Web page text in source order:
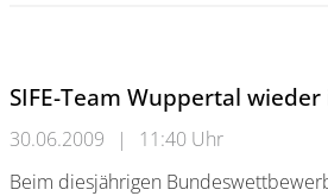
SIFE-Team Wuppertal
30.06.2009 |
11:40 Uhr
Beim diesjährigen